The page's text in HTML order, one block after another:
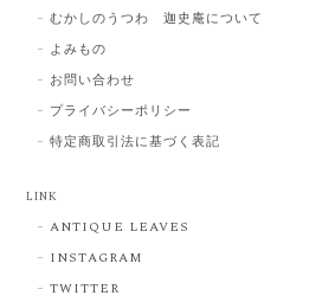
むかしのうつわ 迦史庵について
よみもの
お問い合わせ
プライバシーポリシー
特定商取引法に基づく表記
LINK
ANTIQUE LEAVES
INSTAGRAM
TWITTER